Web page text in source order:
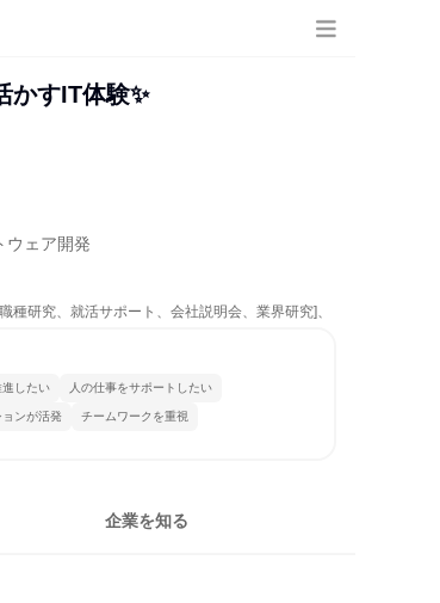
かすIT体験✨
ウェア開発
研究、就活サポート、会社説明会、業界研究]、
したい 人の仕事をサポートしたい
ンが活発 チームワークを重視
企業を知る